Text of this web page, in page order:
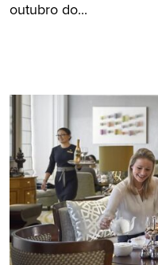
outubro do...